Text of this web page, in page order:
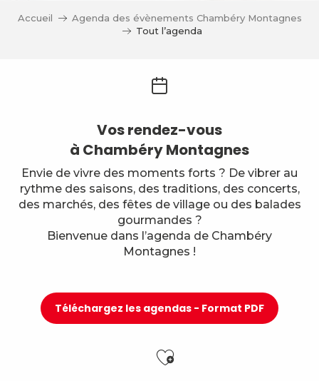
Accueil
Agenda des évènements Chambéry Montagnes
Tout l’agenda
Vos rendez-vous
à Chambéry Montagnes
Envie de vivre des moments forts ? De vibrer au
rythme des saisons, des traditions, des concerts,
des marchés, des fêtes de village ou des balades
gourmandes ?
Bienvenue dans l’agenda de Chambéry
Montagnes !
Téléchargez les agendas - Format PDF
Ajouter aux